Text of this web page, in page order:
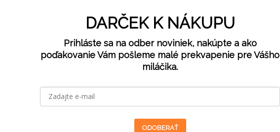
DARČEK K NÁKUPU
Prihláste sa na odber noviniek, nakúpte a ako
poďakovanie Vám pošleme malé prekvapenie pre Vášho
miláčika.
ODOBERAŤ